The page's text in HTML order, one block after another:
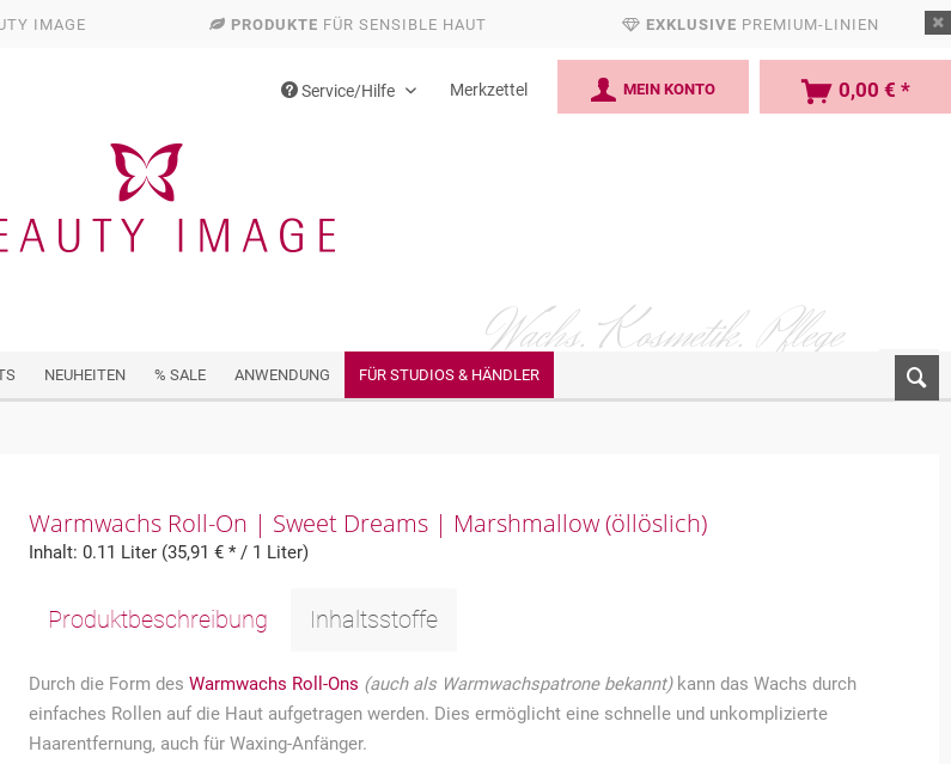
IMAGE PRODUKTE FÜR SENSIBLE HAUT EXKLUSIVE PREMIUM-LINIEN
Service/Hilfe
Wachs. Kosmetik.Pflege
Merkzettel MEIN KONTO 0,00 € *
NEUHEITEN % SALE ANWENDUNG FÜR STUDIOS & HÄNDLER
Warmwachs Roll-On | Sweet Dreams | Marshmallow (öllöslich)
Inhalt: 0.11 Liter (35,91 € * / 1 Liter)
Produktbeschreibung Inhaltsstoffe
Durch die Form des Warmwachs Roll-Ons (auch als Warmwachspatrone bekannt) kann das Wachs durch
einfaches Rollen auf die Haut aufgetragen werden. Dies ermöglicht eine schnelle und unkomplizierte
Haarentfernung, auch für Waxing-Anfänger.